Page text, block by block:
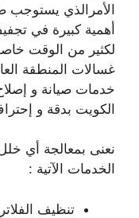
الأمرالذي يستوجب
أهمية كبيرة في
لكثير من الوقت
غسالات المنطقة
خدمات صيانة و
الكويت بدقة و
نعنى بمعالجة أي
الخدمات الآتية :
تنظيف